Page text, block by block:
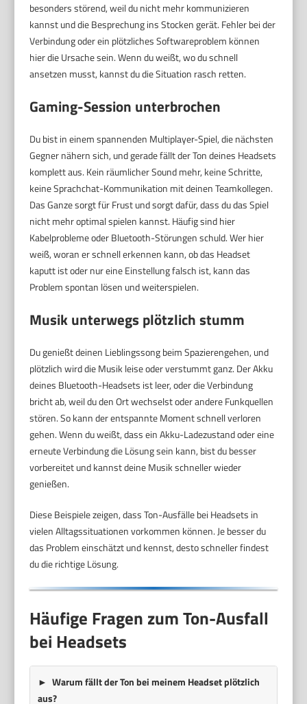
besonders störend, weil du nicht mehr kommunizieren
kannst und die Besprechung ins Stocken gerät. Fehler bei der
Verbindung oder ein plötzliches Softwareproblem können
hier die Ursache sein. Wenn du weißt, wo du schnell
ansetzen musst, kannst du die Situation rasch retten.
Gaming-Session unterbrochen
Du bist in einem spannenden Multiplayer-Spiel, die nächsten
Gegner nähern sich, und gerade fällt der Ton deines Headsets
komplett aus. Kein räumlicher Sound mehr, keine Schritte,
keine Sprachchat-Kommunikation mit deinen Teamkollegen.
Das Ganze sorgt für Frust und sorgt dafür, dass du das Spiel
nicht mehr optimal spielen kannst. Häufig sind hier
Kabelprobleme oder Bluetooth-Störungen schuld. Wer hier
weiß, woran er schnell erkennen kann, ob das Headset
kaputt ist oder nur eine Einstellung falsch ist, kann das
Problem spontan lösen und weiterspielen.
Musik unterwegs plötzlich stumm
Du genießt deinen Lieblingssong beim Spazierengehen, und
plötzlich wird die Musik leise oder verstummt ganz. Der Akku
deines Bluetooth-Headsets ist leer, oder die Verbindung
bricht ab, weil du den Ort wechselst oder andere Funkquellen
stören. So kann der entspannte Moment schnell verloren
gehen. Wenn du weißt, dass ein Akku-Ladezustand oder eine
erneute Verbindung die Lösung sein kann, bist du besser
vorbereitet und kannst deine Musik schneller wieder
genießen.
Diese Beispiele zeigen, dass Ton-Ausfälle bei Headsets in
vielen Alltagssituationen vorkommen können. Je besser du
das Problem einschätzt und kennst, desto schneller findest
du die richtige Lösung.
Häufige Fragen zum Ton-Ausfall
bei Headsets
Warum fällt der Ton bei meinem Headset plötzlich
aus?